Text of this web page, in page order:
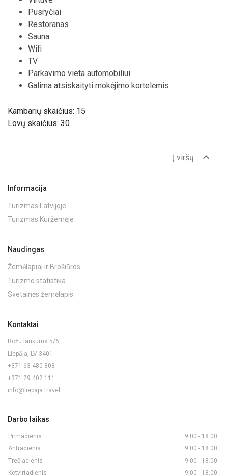
Kambarių skaičius: 15
Lovų skaičius: 30
Pusryčiai
Restoranas
Sauna
Wifi
TV
Parkavimo vieta automobiliui
Galima atsiskaityti mokėjimo kortelėmis
Į viršų expand_less
Informacija
Turizmas Latvijoje
Turizmas Kuržemėje
Naudingas
Žemėlapiai ir Brošiūros
Turizmo statistika
Svetainės žemėlapis
Kontaktai
Rožu laukums 5/6,
Liepāja, LV-3401
+371 63 480 808
+371 29 402 111
info@liepaja.travel
Darbo laikas
Pirmadienis
9.00 - 18.00
Antradienis
9.00 - 18.00
Trečiadienis
9.00 - 18.00
Ketvirtadienis
9.00 - 18.00